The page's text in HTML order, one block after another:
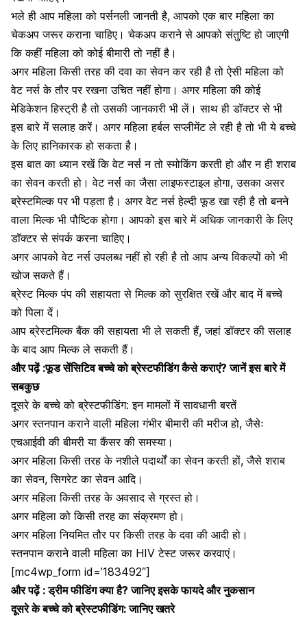
भले ही आप महिला को पर्सनली जानती है, आपको एक बार महिला का
चेकअप जरूर कराना चाहिए। चेकअप कराने से आपको संतुष्टि हो जाएगी
कि कहीं महिला को कोई बीमारी तो नहीं है।
अगर महिला किसी तरह की दवा का सेवन कर रही है तो ऐसी महिला को
वेट नर्स के तौर पर रखना उचित नहीं होगा। अगर महिला की कोई
मेडिकेशन हिस्ट्री है तो उसकी जानकारी भी लें। साथ ही डॉक्टर से भी
इस बारे में सलाह करें। अगर महिला हर्बल सप्लीमेंट ले रही है तो भी ये बच्चे
के लिए हानिकारक हो सकता है।
इस बात का ध्यान रखें कि वेट नर्स न तो स्मोकिंग करती हो और न ही शराब
का सेवनकरती हो। वेट नर्स का जैसा लाइफस्टाइल होगा, उसका असर
ब्रेस्टमिल्क पर भी पड़ता है। अगर वेट नर्स हेल्दी फूड खा रही है तो बनने
वाला मिल्क भी पौष्टिक होगा। आपको इस बारे में अधिक जानकारी के लिए
डॉक्टर से संपर्क करना चाहिए।
अगर आपको वेट नर्स उपलब्ध नहीं हो रही है तो आप अन्य विकल्पों को भी
खोज सकते हैं।
ब्रेस्ट मिल्क पंप की सहायता से मिल्क को सुरक्षित रखें और बाद में बच्चे
को पिला दें।
आप ब्रेस्टमिल्क बैंक की सहायता भी ले सकती हैं, जहां डॉक्टर की सलाह
के बाद आप मिल्क ले सकती हैं।
और पढ़ें :फूड सेंसिटिव बच्चे को ब्रेस्टफीडिंग कैसे कराएं? जानें इस बारे में
सबकुछ
दूसरे के बच्चे को ब्रेस्टफीडिंग: इन मामलों में सावधानी बरतें
अगर स्तनपान कराने वाली महिला गंभीर बीमारी की मरीज हो, जैसेः
एचआईवी की बीमरी याकैंसर की समस्या ।
अगर महिला किसी तरह के नशीले पदार्थों का सेवन करती हों, जैसेशराब
का सेवन,सिगरेट का सेवनआदि।
अगर महिला किसी तरह के अवसाद से ग्रस्त हो।
अगर महिला को किसी तरह का संक्रमण हो।
अगर महिला नियमित तौर पर किसी तरह के दवा की आदी हो।
स्तनपान कराने वाली महिला का HIV टेस्टजरूर करवाएं।
[mc4wp_form id=’183492″]
और पढ़ें : ड्रीम फीडिंग क्या है? जानिए इसके फायदे और नुकसान
दूसरे के बच्चे को ब्रेस्टफीडिंग: जानिए खतरे